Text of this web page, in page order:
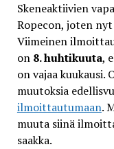
Skeneaktiivien
Ropecon, joten
Viimeinen
on 8. huhtikuuta,
on vajaa kuukausi.
muutoksia
ilmoittautumaan.
muuta siinä
saakka.